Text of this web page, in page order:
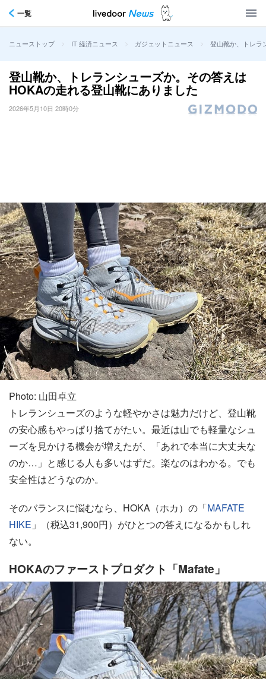
一覧
ニューストップ > IT 経済ニュース > ガジェットニュース > 登山靴か、トレラ
登山靴か、トレランシューズか。その答えは
HOKAの走れる登山靴にありました
2026年5月10日 20時0分
Photo: 山田卓立
トレランシューズのような軽やかさは魅力だけど、登山靴
の安心感もやっぱり捨てがたい。最近は山でも軽量なシュ
ーズを見かける機会が増えたが、「あれで本当に大丈夫な
のか…」と感じる人も多いはずだ。楽なのはわかる。でも
安全性はどうなのか。
そのバランスに悩むなら、HOKA（ホカ）の「MAFATE
HIKE 」（税込31,900円）がひとつの答えになるかもしれ
ない。
HOKAのファーストプロダクト「Mafate」